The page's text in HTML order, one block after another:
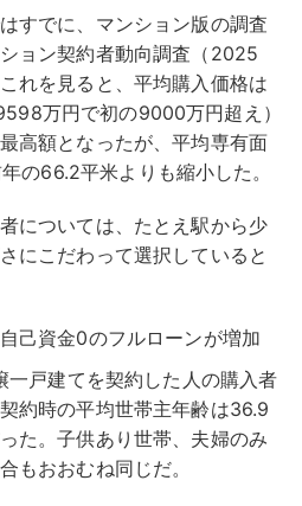
すでに、マンション版の調査
ョン契約者動向調査（2025
れを見ると、平均購入価格は
万円で初の9000万円超え）
高額となったが、平均専有面
の66.2平米よりも縮小した。
については、たとえ駅から少
にこだわって選択していると
己資金0のフルローンが増加
戸建てを契約した人の購入者
約時の平均世帯主年齢は36.9
た。子供あり世帯、夫婦のみ
もおおむね同じだ。